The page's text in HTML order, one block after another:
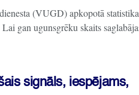
(VUGD) apkopotā statistika
gan ugunsgrēku skaits
signāls, iespējams,